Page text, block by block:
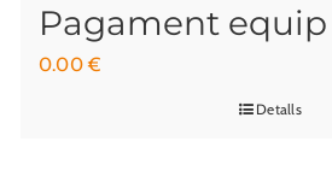
Pagament equip
0.00€
Detalls